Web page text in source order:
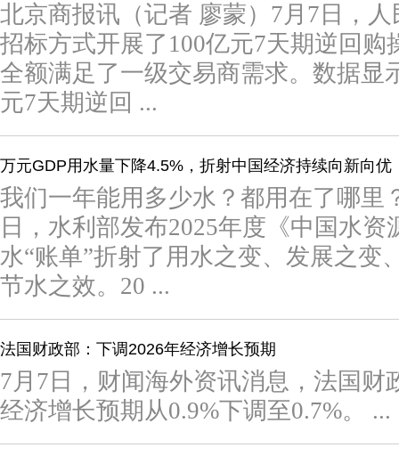
北京商报讯（记者 廖蒙）7月7日，
招标方式开展了100亿元7天期逆回购
全额满足了一级交易商需求。数据显
元7天期逆回 ...
万元GDP用水量下降4.5%，折射中国经济持续向新向优
我们一年能用多少水？都用在了哪里
日，水利部发布2025年度《中国水
水“账单”折射了用水之变、发展之变
节水之效。20 ...
法国财政部：下调2026年经济增长预期
7月7日，财闻海外资讯消息，法国财
经济增长预期从0.9%下调至0.7%。 ...